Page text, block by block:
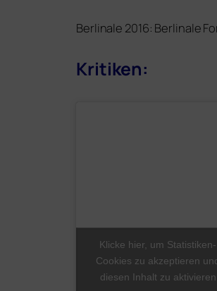
Berlinale 2016: Berlinale
Kritiken:
Klicke hier, um Statistiken-
Cookies zu akzeptieren
diesen Inhalt zu aktivieren